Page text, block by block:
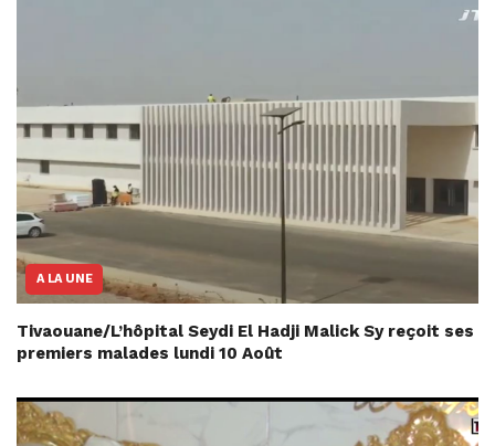
A LA UNE
Tivaouane/L’hôpital Seydi El Hadji Malick Sy reçoit ses
premiers malades lundi 10 Août